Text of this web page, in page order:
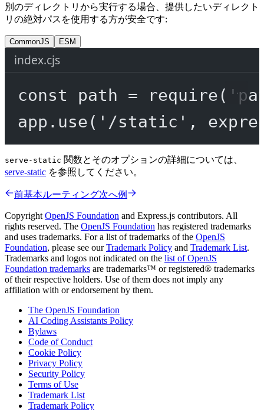
別のディレクトリから実行する場合、提供したいディレクト
リの絶対パスを使用する方が安全です:
CommonJS ESM
index.cjs
const path = require(
app. use( '/static' ,
serve-static 関数とそのオプションの詳細については、
serve-static を参照してください。
前基本ルーティング次へ例
Copyright OpenJS Foundation and Express.js contributors. All
rights reserved. The OpenJS Foundation has registered trademarks
and uses trademarks. For a list of trademarks of the OpenJS
Foundation, please see ourTrademark Policy and Trademark List.
Trademarks and logos not indicated on the list of OpenJS
Foundation trademarks are trademarks™ or registered® trademarks
of their respective holders. Use of them does not imply any
affiliation with or endorsement by them.
The OpenJS Foundation
AI Coding Assistants Policy
Bylaws
Code of Conduct
Cookie Policy
Privacy Policy
Security Policy
Terms of Use
Trademark List
Trademark Policy